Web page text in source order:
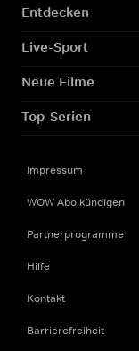
Entdecken
Live-Sport
Neue Filme
Top-Serien
Impressum
WOW Abo kündigen
Partnerprogramme
Hilfe
Kontakt
Barrierefreiheit